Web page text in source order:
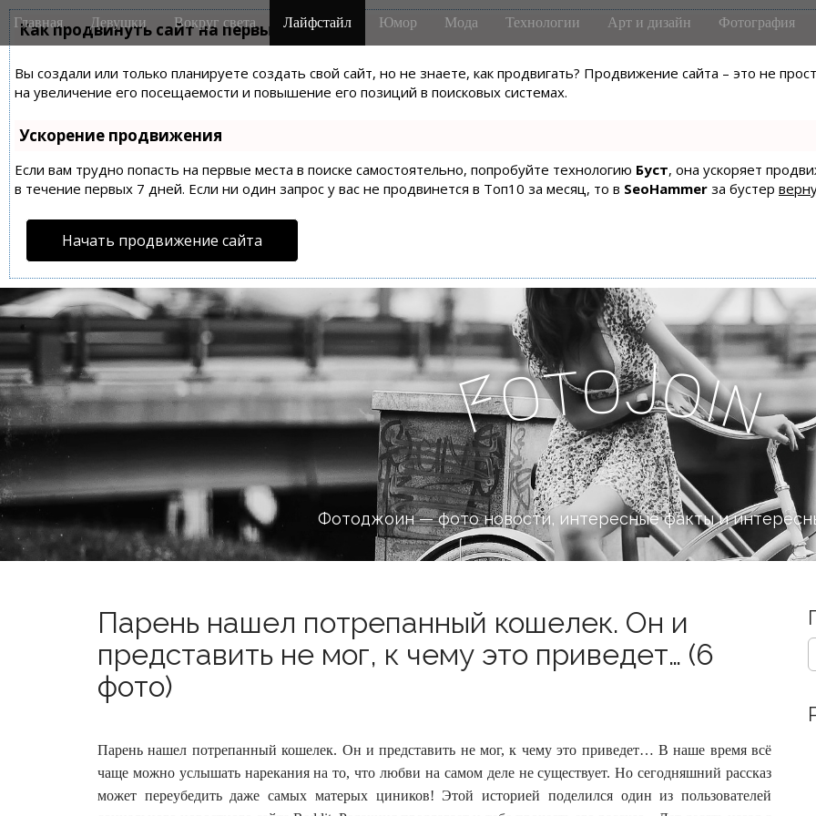
Как продвинуть сайт на первые места?
Вы создали или только планируете создать свой сайт, но не знаете, как продвигать? Продвижение сайта – это не
на увеличение его посещаемости и повышение его позиций в поисковых системах.
Ускорение продвижения
Если вам трудно попасть на первые места в поиске самостоятельно, попробуйте технологию Буст, она ускоряет
в течение первых 7 дней. Если ни один запрос у вас не продвинется в Топ10 за месяц, то в SeoHammer за бустер
Начать продвижение сайта
M
a
n
m
e
n
u
i
Главная Девушки Вокруг света Лайфстайл Юмор Мода Технологии Арт и дизайн Фотография
FotoJoi
n
Фотоджоин — фото новости, интересные факты и
Парень нашел потрепанный кошелек. Он и
представить не мог, к чему это приведет… (6
фото)
Парень нашел потрепанный кошелек. Он и представить не мог, к чему это приведет… В наше время всё
чаще можно услышать нарекания на то, что любви на самом деле не существует. Но сегодняшний рассказ
может переубедить даже самых матерых циников! Этой историей поделился один из пользователей
S
e
c